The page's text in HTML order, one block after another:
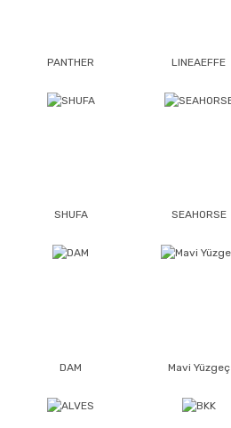
PANTHER LINEAEFFE
SHUFA SEAHORSE
DAM Mavi Yüzgeç